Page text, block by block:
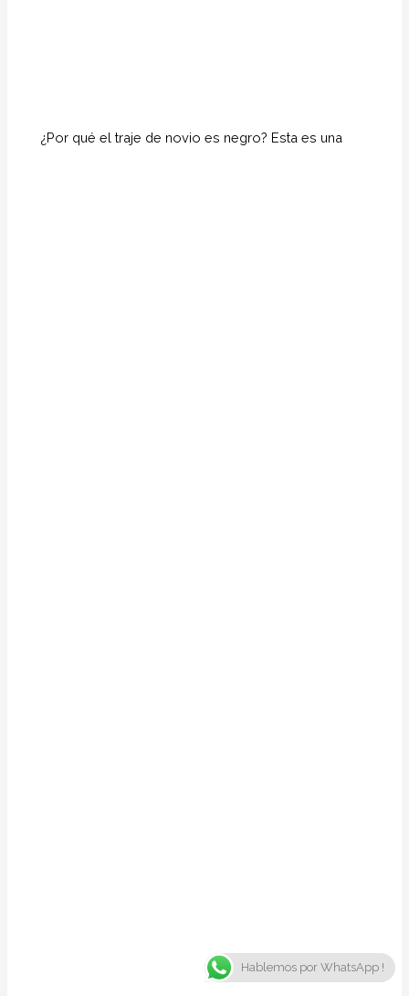
¿Por qué el traje de novio es negro? Esta es una
Hablemos por WhatsApp !